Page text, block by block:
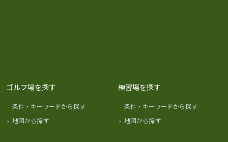
ゴルフ場を探す
- 条件・キーワードから探す
- 地図から探す
練習場を探す
- 条件・キーワードから探す
- 地図から探す